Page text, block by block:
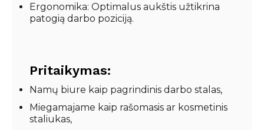
Ergonomika: Optimalus aukštis užtikrina
patogią darbo poziciją.
Pritaikymas:
Namų biure kaip pagrindinis darbo stalas,
Miegamajame kaip rašomasis ar kosmetinis
staliukas,